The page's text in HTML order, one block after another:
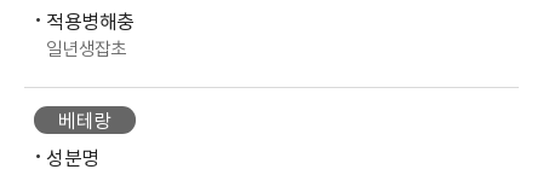
적용병해충
일년생잡초
베테랑
성분명